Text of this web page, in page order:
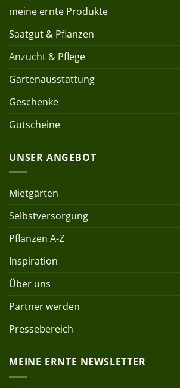
meine ernte Produkte
Saatgut & Pflanzen
Anzucht & Pflege
Gartenausstattung
Geschenke
Gutscheine
UNSER ANGEBOT
Mietgärten
Selbstversorgung
Pflanzen A-Z
Inspiration
Über uns
Partner werden
Pressebereich
MEINE ERNTE NEWSLETTER